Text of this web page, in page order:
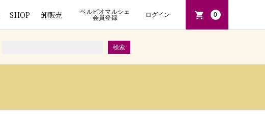
SHOP 卸販売
ベルビオマルシェ
会員登録
ログイン 0